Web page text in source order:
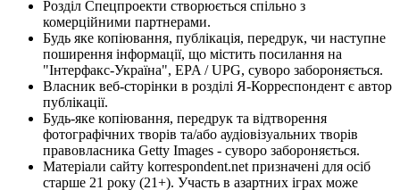
Розділ Спецпроекти створюється спільно з
комерційними партнерами.
Будь яке копіювання, публікація, передрук, чи наступне
поширення інформації, що містить посилання на
"Інтерфакс-Україна", EPA / UPG, суворо забороняється.
Власник веб-сторінки в розділі Я-Корреспондент є автор
публікації.
Будь-яке копіювання, передрук та відтворення
фотографічних творів та/або аудіовізуальних творів
правовласника Getty Images - суворо забороняється.
Матеріали сайту korrespondent.net призначені для осіб
старше 21 року (21+). Участь в азартних іграх може